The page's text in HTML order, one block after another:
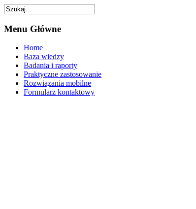
Menu Główne
Home
Baza wiedzy
Badania i raporty
Praktyczne zastosowanie
Rozwiązania mobilne
Formularz kontaktowy